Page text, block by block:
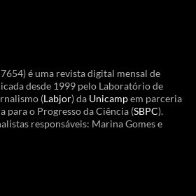
é uma revista digital mensal de
desde 1999 pelo Laboratório de
(Labjor) da Unicampem parceria
para o Progresso da Ciência (SBPC).
responsáveis: Marina Gomes e